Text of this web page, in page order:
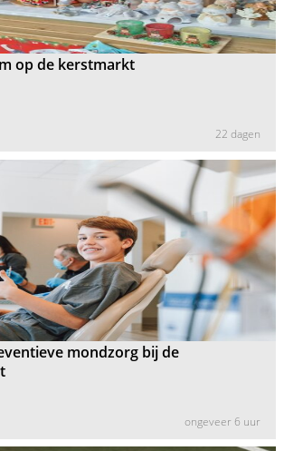
op de kerstmarkt
22 dagen
mondzorg bij de
ongeveer 6 uur